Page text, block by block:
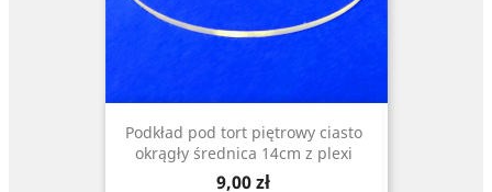
Podkład pod tort piętrowy ciasto
okrągły średnica 14cm z plexi
Cena
9,00 zł